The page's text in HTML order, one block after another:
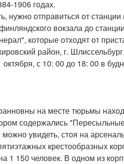
1906 годах.
нужно отправиться от
вокзала до
которые отходят от
район, г.
с 10: 00 до 18: 00 в
на месте тюрьмы
содержались
увидеть, стоя на
крестообразных
1 150 человек. В одном из